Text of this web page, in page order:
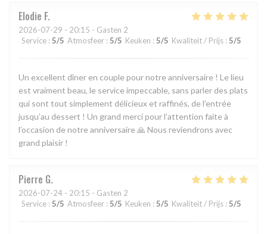
Elodie F
2026-07-29 - 20:15 - Gasten 2
Service : 5/5 Atmosfeer : 5/5 Keuken : 5/5 Kwaliteit / Prijs : 5/5
Un excellent dîner en couple pour notre anniversaire ! Le lieu
est vraiment beau, le service impeccable, sans parler des plats
qui sont tout simplement délicieux et raffinés, de l’entrée
jusqu’au dessert ! Un grand merci pour l’attention faite à
l’occasion de notre anniversaire 🙏 Nous reviendrons avec
grand plaisir !
Pierre G
2026-07-24 - 20:15 - Gasten 2
Service : 5/5 Atmosfeer : 5/5 Keuken : 5/5 Kwaliteit / Prijs : 5/5